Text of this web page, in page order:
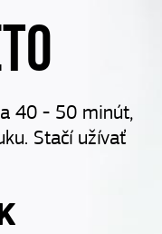
40 - 50 minút,
Stačí užívať